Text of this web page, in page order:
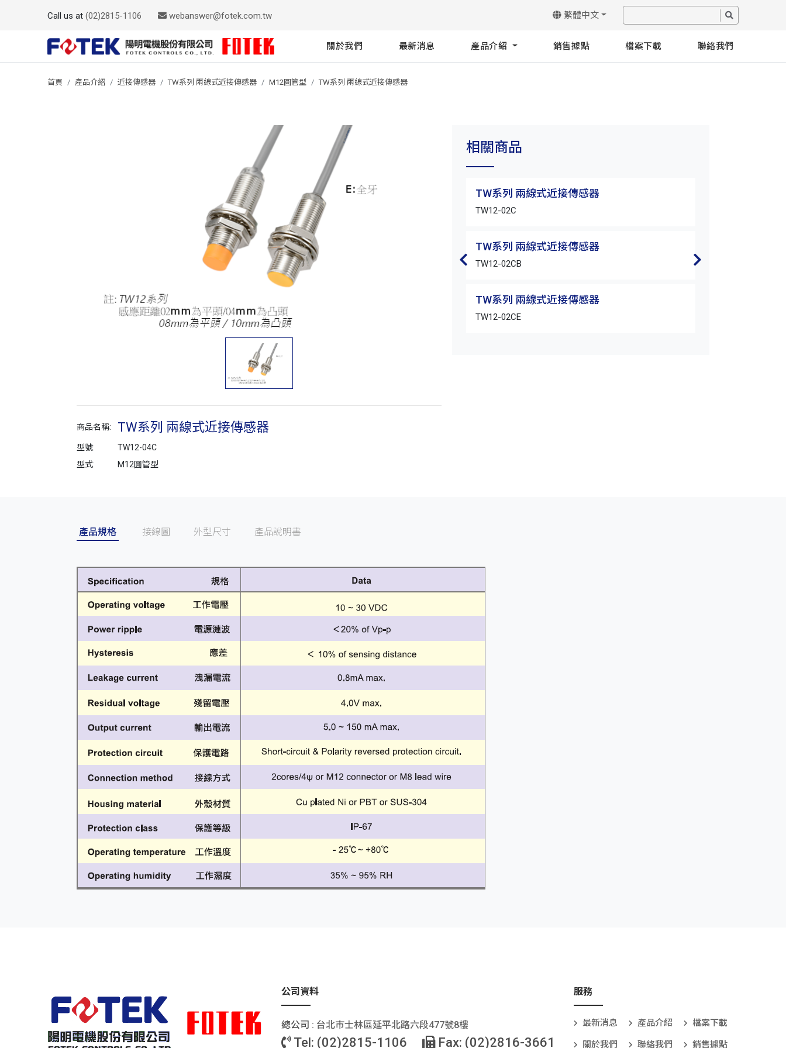
Call us at (02)2815-1106 webanswer@fotek.com.tw 繁體中文
關於我們 最新消息 產品介紹 銷售據點 檔案下載 聯絡我們
首頁 產品介紹 近接傳感器 TW系列 兩線式近接傳感器 M12圓管型 TW系列 兩線式近接傳感器
商品名稱: TW系列 兩線式近接傳感器
型號:
TW12-04C
型式:
M12圓管型
相關商品
TW系列 兩線式近接傳感器
TW12-02C
TW系列 兩線式近接傳感器
TW12-02CB
TW系列 兩線式近接傳感器
TW12-02CE
產品規格 接線圖 外型尺寸 產品說明書
公司資料
總公司 : 台北巿士林區延平北路六段477號8樓
Tel: (02)2815-1106 Fax: (02)2816-3661
服務
最新消息 產品介紹 檔案下載
關於我們 聯絡我們 銷售據點